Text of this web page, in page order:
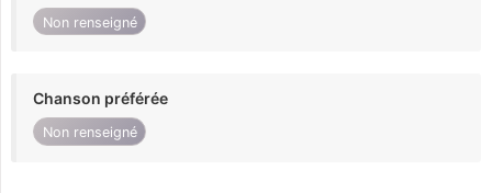
Non renseigné
Chanson préférée
Non renseigné